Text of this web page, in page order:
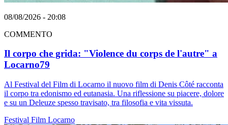
08/08/2026 - 20:08
COMMENTO
Il corpo che grida: "Violence du corps de l'autre" a
Locarno79
Al Festival del Film di Locarno il nuovo film di Denis Côté racconta
il corpo tra edonismo ed eutanasia. Una riflessione su piacere, dolore
e su un Deleuze spesso travisato, tra filosofia e vita vissuta.
Festival Film Locarno